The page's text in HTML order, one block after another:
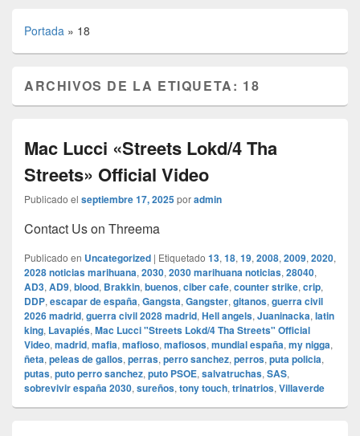
Portada » 18
ARCHIVOS DE LA ETIQUETA: 18
Mac Lucci «Streets Lokd/4 Tha
Streets» Official Video
Publicado el septiembre 17, 2025poradmin
Contact Us on Threema
Publicado en Uncategorized | Etiquetado 13, 18, 19, 2008, 2009, 2020,
2028 noticias marihuana, 2030, 2030 marihuana noticias, 28040,
AD3, AD9, blood, Brakkin, buenos, ciber cafe, counter strike, crip,
DDP, escapar de españa, Gangsta, Gangster, gitanos, guerra civil
2026 madrid, guerra civil 2028 madrid, Hell angels, Juaninacka, latin
king, Lavapiés, Mac Lucci "Streets Lokd/4 Tha Streets" Official
Video, madrid, mafia, mafioso, mafiosos, mundial españa, my nigga,
ñeta, peleas de gallos, perras, perro sanchez, perros, puta policia,
putas, puto perro sanchez, puto PSOE, salvatruchas, SAS,
sobrevivir españa 2030, sureños, tony touch, trinatrios, Villaverde